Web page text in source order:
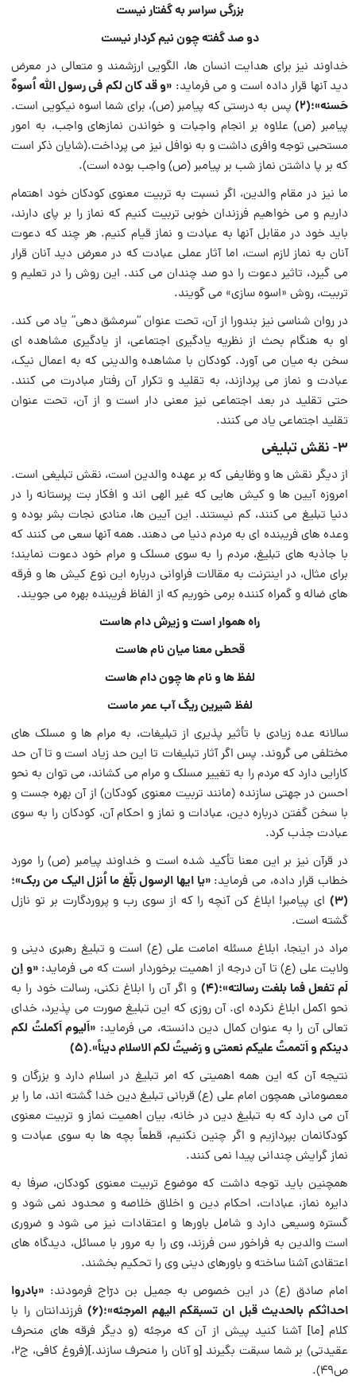
بزرگی سراسر به گفتار نیست
دو صد گفته چون نیم کردار نیست
خداوند نیز برای هدایت انسان ها، الگویی ارزشمند و متعالی در معرض
دید آنها قرار داده است و می فرماید: «و قد کان لکم فی رسول الله اُسوهٌ
حَسنه»؛(2)
پس به درستی که پیامبر (ص)، برای شما اسوه نیکویی است.
پیامبر (ص) علاوه بر انجام واجبات و خواندن نمازهای واجب، به امور
مستحبی توجه وافری داشت و به نوافل نیز می پرداخت.(شایان ذکر است
که بر پا داشتن نماز شب بر پیامبر (ص) واجب بوده است).
ما نیز در مقام والدین، اگر نسبت به تربیت معنوی کودکان خود اهتمام
داریم و می خواهیم فرزندان خوبی تربیت کنیم که نماز را بر پای دارند،
باید خود در مقابل آنها به عبادت و نماز قیام کنیم. هر چند که دعوت
آنان به نماز لازم است، اما آثار عملی عبادت که در معرض دید آنان قرار
می گیرد، تاثیر دعوت را دو صد چندان می کند. این روش را در تعلیم و
تربیت، روش «اسوه سازی» می گویند.
در روان شناسی نیز بندورا از آن، تحت عنوان “سرمشق دهی” یاد می کند.
او به هنگام بحث از نظریه یادگیری اجتماعی، از یادگیری مشاهده ای
سخن به میان می آورد. کودکان با مشاهده والدینی که به اعمال نیک،
عبادت و نماز می پردازند، به تقلید و تکرار آن رفتار مبادرت می کنند.
حتی تقلید در بعد اجتماعی نیز معنی دار است و از آن، تحت عنوان
تقلید اجتماعی یاد می کنند.
3- نقش تبلیغی
از دیگر نقش ها و وظایفی که بر عهده والدین است، نقش تبلیغی است.
امروزه آیین ها و کیش هایی که غیر الهی اند و افکار بت پرستانه را در
دنیا تبلیغ می کنند، کم نیستند. این آیین ها، منادی نجات بشر بوده و
وعده های فریبنده ای به مردم دنیا می دهند. همه آنها سعی می کنند که
با جاذبه های تبلیغ، مردم را به سوی مسلک و مرام خود دعوت نمایند؛
برای مثال، در اینترنت به مقالات فراوانی درباره این نوع کیش ها و فرقه
های ضاله و گمراه کننده برمی خوریم که از الفاظ فریبنده بهره می جویند.
راه هموار است و زیرش دام هاست
قحطی معنا میان نام هاست
لفظ ها و نام ها چون دام هاست
لفظ شیرین ریگ آب عمر ماست
سالانه عده زیادی با تأثیر پذیری از تبلیغات، به مرام ها و مسلک های
مختلفی می گروند. پس اگر آثار تبلیغات تا این حد زیاد است و تا آن حد
کارایی دارد که مردم را به تغییر مسلک و مرام می کشاند، می توان به نحو
احسن در جهتی سازنده (مانند تربیت معنوی کودکان) از آن بهره جست و
با سخن گفتن درباره دین، عبادات و نماز و احکام آن، کودکان را به سوی
عبادت جذب کرد.
در قرآن نیز بر این معنا تأکید شده است و خداوند پیامبر (ص) را مورد
خطاب قرار داده، می فرماید:«یا ایها الرسول بَلّغ ما اُنزل الیک من ربک»؛
(3)
ای پیامبر! ابلاغ کن آنچه را که از سوی رب و پروردگارت بر تو نازل
گشته است.
مراد در اینجا، ابلاغ مسئله امامت علی (ع) است و تبلیغ رهبری دینی و
ولایت علی (ع) تا آن درجه از اهمیت برخوردار است که می فرماید:«و اِن
لَم تفعل فما بلغت رسالته»؛(4)
و اگر آن را ابلاغ نکنی، رسالت خود را به
نحو اکمل ابلاغ نکرده ای. آن روزی که این تبلیغ صورت می پذیرد، خدای
تعالی آن را به عنوان کمال دین دانسته، می فرماید: «اَلیوم اَکملتُ لکم
دینکم و اَتممتُ علیکم نعمتی و رَضیتُ لکم الاسلام دیناً».(5)
نتیجه آن که این همه اهمیتی که امر تبلیغ در اسلام دارد و بزرگان و
معصومانی همچون امام علی (ع) قربانی تبلیغ دین خدا گشته اند، ما را بر
آن می دارد که به تبلیغ دین در خانه، بیان اهمیت نماز و تربیت معنوی
کودکانمان بپردازیم و اگر چنین نکنیم، قطعاً بچه ها به سوی عبادت و
نماز گرایش چندانی پیدا نمی کنند.
همچنین باید توجه داشت که موضوع تربیت معنوی کودکان، صرفا به
دایره نماز، عبادات، احکام دین و اخلاق خلاصه و محدود نمی شود و
گستره وسیعی دارد و شامل باورها و اعتقادات نیز می شود و ضروری
است والدین به فراخور سن فرزند، وی را به مرور با مسائل، دیدگاه های
اعتقادی آشنا ساخته و باورهای دینی وی را تحکیم بخشند.
امام صادق (ع) در این خصوص به جمیل بن درّاج فرمودند: «بادروا
احداثکم بالحدیث قبل ان تسبقکم الیهم المرجئه»؛(6)
فرزندانتان را با
کلام [ما] آشنا کنید پیش از آن که مرجئه (و دیگر فرقه های منحرف
عقیدتی) بر شما سبقت بگیرند [و آنان را منحرف سازند.](فروغ کافی، ج۲،
ص۴۹).